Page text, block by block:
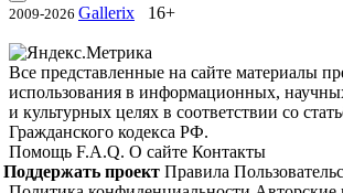
2009-2026 Gallerix 16+
Все представленные на сайте материалы
использования в информационных,
и культурных целях в соответствии со
Гражданского кодекса РФ.
Помощь F.A.Q. О сайте Контакты
Поддержать проект Правила